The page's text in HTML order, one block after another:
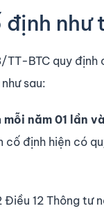
như
BTC quy
sau:
mỗi năm 01 lần
định hiện có
12 Thông tư